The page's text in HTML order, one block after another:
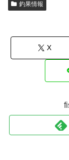
釣果情報
X